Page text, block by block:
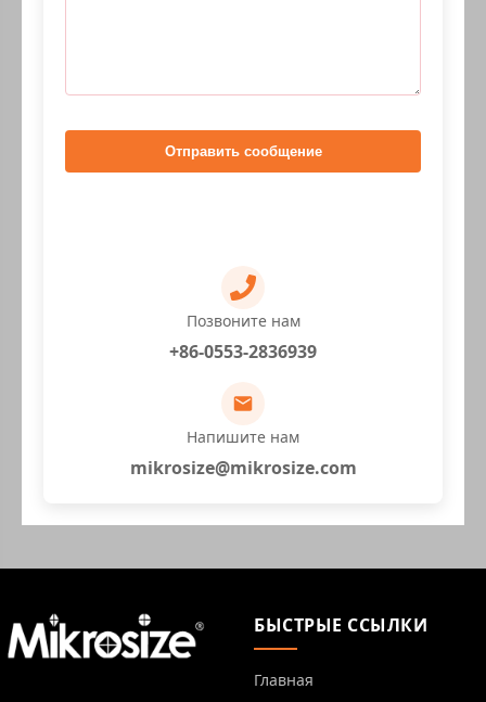
Отправить сообщение
Позвоните нам
+86-0553-2836939
Напишите нам
mikrosize@mikrosize.com
БЫСТРЫЕ ССЫЛКИ
Главная